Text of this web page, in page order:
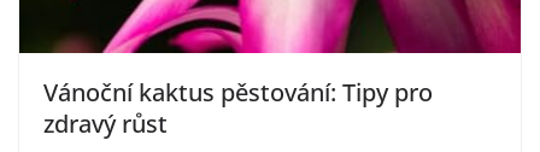
Vánoční kaktus pěstování: Tipy pro
zdravý růst